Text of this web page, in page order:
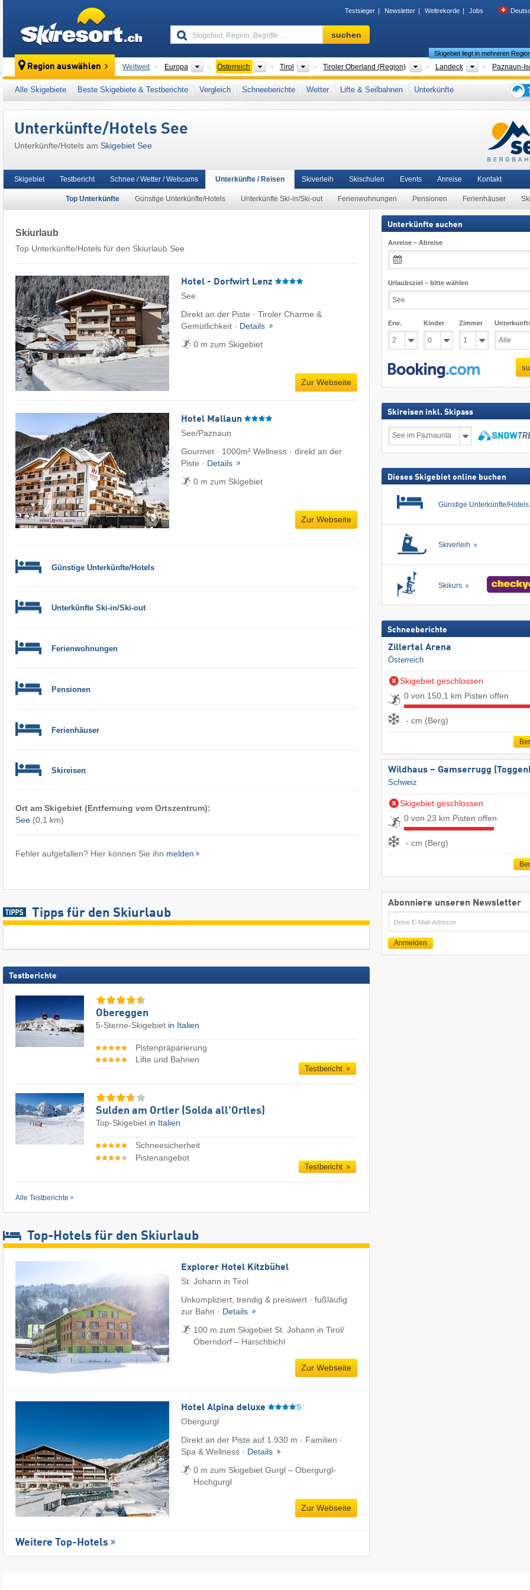
Testsieger Newsletter Weltrekorde Jobs
Skigebiet,
Region,
…
suchen
Region auswählen Weltweit Europa Kontinente
Österreich Länder
Tirol Bundesländer
Tiroler Oberland (Region) Großregionen
Landeck BezirkePaznaun-
Skigebiet liegt in mehreren
Dieses Skigebiet liegt auch in: Skischaukel Kappl & See Paznauntal , Samnaungruppe Snow Card Tirol
Westösterreich Österreichische Alpen Ostalpen , Europäische Union
Alle Skigebiete Beste Skigebiete & Testberichte Vergleich Schneeberichte Wetter Lifte & Seilbahnen
Unterkünfte
den
Unterkünfte/Hotels See
Unterkünfte/Hotels am Skigebiet See
Skigebiet Testbericht Schnee / Wetter / Webcams Unterkünfte / Reisen
Top Unterkünfte Günstige Unterkünfte/Hotels Unterkünfte Ski-in/Ski-out Ferienwohnungen Pensionen Ferienhäuser
Skiverleih Skischulen Events Anreise Kontakt
Skiurlaub
Top Unterkünfte/Hotels für den Skiurlaub See
Hotel - Dorfwirt Lenz
See
Direkt an der Piste · Tiroler Charme &
Gemütlichkeit · Details
0 m zum Skigebiet
Zur Webseite
Hotel Mallaun
See/Paznaun
Gourmet · 1000m² Wellness · direkt an der
Piste · Details
0 m zum Skigebiet
Zur Webseite
Günstige Unterkünfte/Hotels
Unterkünfte Ski-in/Ski-out
Ferienwohnungen
Pensionen
Ferienhäuser
Skireisen
Ort am Skigebiet (Entfernung vom Ortszentrum):
See(0,1 km)
Fehler aufgefallen? Hier können Sie ihn melden
Tipps für den Skiurlaub
Testberichte
Obereggen
5-Sterne-Skigebiet in Italien
Pistenpräparierung
Lifte und Bahnen
Testbericht
Sulden am Ortler (Solda all'Ortles)
Top-Skigebiet in Italien
Schneesicherheit
Pistenangebot
Testbericht
Alle Testberichte
Top-Hotels für den Skiurlaub
Explorer Hotel Kitzbühel
St. Johann in Tirol
Unkompliziert, trendig & preiswert · fußläufig
zur Bahn · Details
100 m zum Skigebiet St. Johann in Tirol/​
Oberndorf – Harschbichl
Zur Webseite
Hotel Alpina deluxe S
Obergurgl
Direkt an der Piste auf 1.930 m · Familien ·
Spa & Wellness · Details
0 m zum Skigebiet Gurgl – Obergurgl-
Hochgurgl
Zur Webseite
Weitere Top-Hotels
Unterkünfte suchen
Anreise – Abreise
Urlaubsziel – bitte wählen
Erw. Kinder Zimmer
Skireisen inkl. Skipass
inkl.
Dieses Skigebiet online buchen
Günstige Unterkünfte/Hotels
Skiverleih
Skikurs
Schneeberichte
Zillertal Arena
Österreich
Skigebiet geschlossen
0 von 150,1 km Pisten offen
- cm (Berg)
Wildhaus – Gamserrugg
Schweiz
Skigebiet geschlossen
0 von 23 km Pisten offen
- cm (Berg)
Abonniere unseren Newsletter
E-
Mail
Anmelden